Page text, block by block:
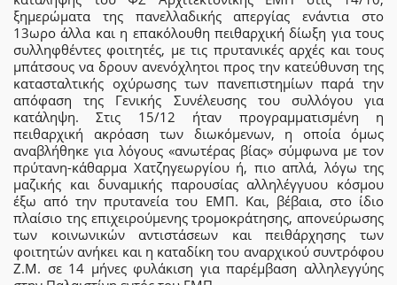
ξημερώματα της πανελλαδικής απεργίας ενάντια στο
13ωρο άλλα και η επακόλουθη πειθαρχική δίωξη για τους
συλληφθέντες φοιτητές, με τις πρυτανικές αρχές και τους
μπάτσους να δρουν ανενόχλητοι προς την κατεύθυνση της
κατασταλτικής οχύρωσης των πανεπιστημίων παρά την
απόφαση της Γενικής Συνέλευσης του συλλόγου για
κατάληψη. Στις 15/12 ήταν προγραμματισμένη η
πειθαρχική ακρόαση των διωκόμενων, η οποία όμως
αναβλήθηκε για λόγους «ανωτέρας βίας» σύμφωνα με τον
πρύτανη-κάθαρμα Χατζηγεωργίου ή, πιο απλά, λόγω της
μαζικής και δυναμικής παρουσίας αλληλέγγυου κόσμου
έξω από την πρυτανεία του ΕΜΠ. Και, βέβαια, στο ίδιο
πλαίσιο της επιχειρούμενης τρομοκράτησης, απονεύρωσης
των κοινωνικών αντιστάσεων και πειθάρχησης των
φοιτητών ανήκει και η καταδίκη του αναρχικού συντρόφου
Ζ.Μ. σε 14 μήνες φυλάκιση για παρέμβαση αλληλεγγύης